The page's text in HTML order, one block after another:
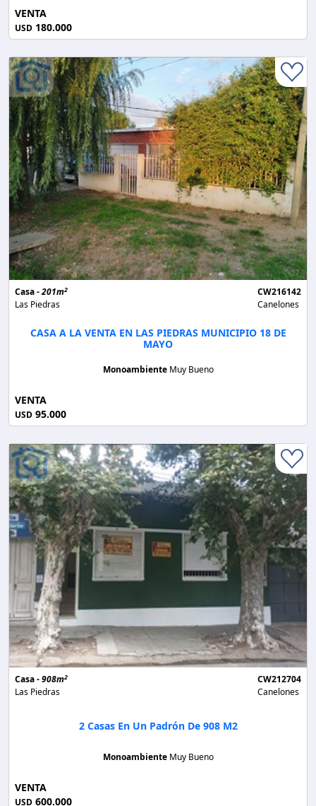
VENTA
USD 180.000
Casa -201m2
Las Piedras
CW216142
Canelones
CASA A LA VENTA EN LAS PIEDRAS MUNICIPIO 18 DE
MAYO
Monoambiente Muy Bueno
VENTA
USD 95.000
Casa -908m2
Las Piedras
CW212704
Canelones
2 Casas En Un Padrón De 908 M2
Monoambiente Muy Bueno
VENTA
USD 600.000